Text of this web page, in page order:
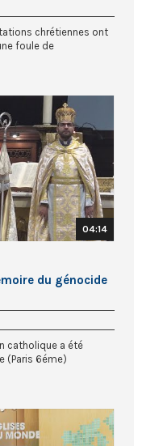
chrétiennes ont
foule de
04:14
du génocide
catholique a été
(Paris 6éme)